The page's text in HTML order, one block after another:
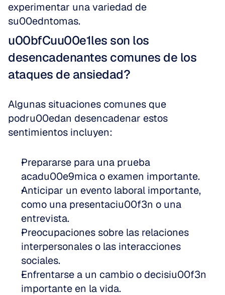
experimentar una variedad de
su00edntomas.
u00bfCuu00e1les son los
desencadenantes comunes de los
ataques de ansiedad?
Algunas situaciones comunes que
podru00edan desencadenar estos
sentimientos incluyen:
Prepararse para una prueba
acadu00e9mica o examen importante.
Anticipar un evento laboral importante,
como una presentaciu00f3n o una
entrevista.
Preocupaciones sobre las relaciones
interpersonales o las interacciones
sociales.
Enfrentarse a un cambio o decisiu00f3n
importante en la vida.